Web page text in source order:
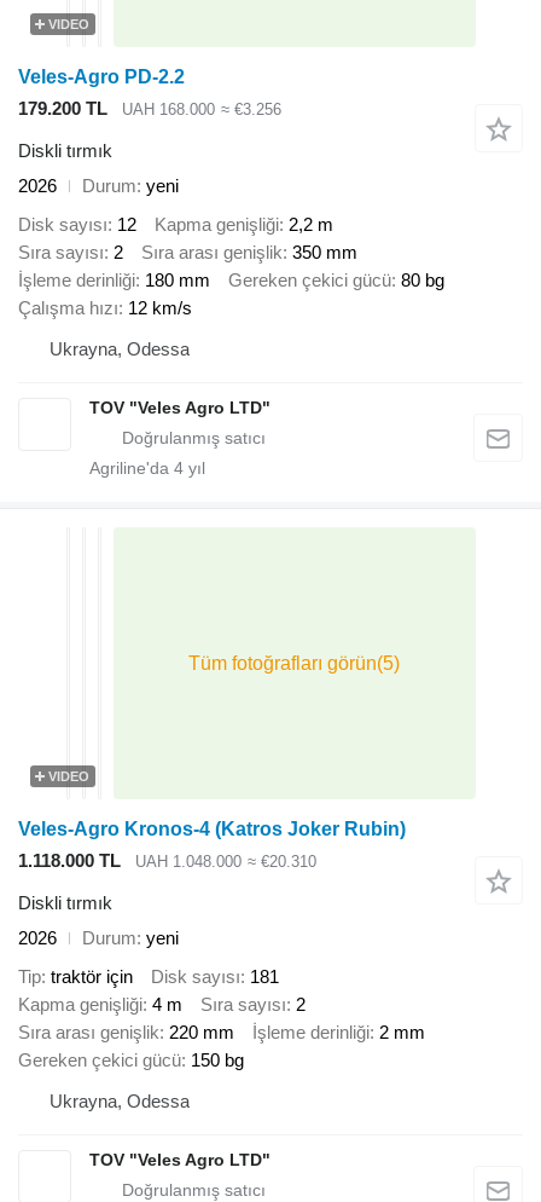
VIDEO
Veles-Agro PD-2.2
179.200 TL
UAH 168.000 ≈ €3.256
Diskli tırmık
2026
Durum yeni
Disk sayısı 12 Kapma genişliği 2,2 m
Sıra sayısı 2 Sıra arası genişlik 350 mm
İşleme derinliği 180 mm Gereken çekici gücü 80 bg
Çalışma hızı 12 km/s
Ukrayna, Odessa
TOV "Veles Agro LTD"
Agriline'da 4 yıl
VIDEO
Veles-Agro Kronos-4 (Katros Joker Rubin)
1.118.000 TL
UAH 1.048.000 ≈ €20.310
Diskli tırmık
2026
Durum yeni
Tip traktör için Disk sayısı 181
Kapma genişliği 4 m Sıra sayısı 2
Sıra arası genişlik 220 mm İşleme derinliği 2 mm
Gereken çekici gücü 150 bg
Ukrayna, Odessa
TOV "Veles Agro LTD"